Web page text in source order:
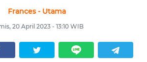
Frances - Utama
20 April 2023 - 13:10 WIB